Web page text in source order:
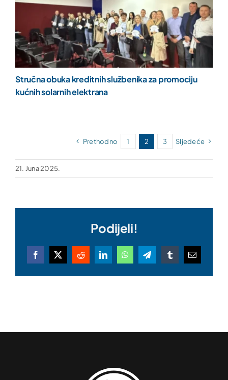
Stručna obuka kreditnih službenika za promociju
kućnih solarnih elektrana
Prethodno 1 2 3 Sljedeće
21. Juna 2025.
Podijeli!
Facebook
X RedditLinkedInWhatsAppTelegramTumblrEmail